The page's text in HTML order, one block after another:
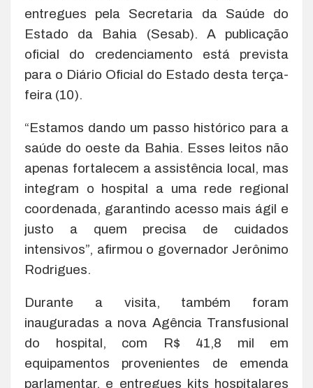
entregues pela Secretaria da Saúde do
Estado da Bahia (Sesab). A publicação
oficial do credenciamento está prevista
para o Diário Oficial do Estado desta terça-
feira (10).
“Estamos dando um passo histórico para a
saúde do oeste da Bahia. Esses leitos não
apenas fortalecem a assistência local, mas
integram o hospital a uma rede regional
coordenada, garantindo acesso mais ágil e
justo a quem precisa de cuidados
intensivos”, afirmou o governador Jerônimo
Rodrigues.
Durante a visita, também foram
inauguradas a nova Agência Transfusional
do hospital, com R$ 41,8 mil em
equipamentos provenientes de emenda
parlamentar, e entregues kits hospitalares